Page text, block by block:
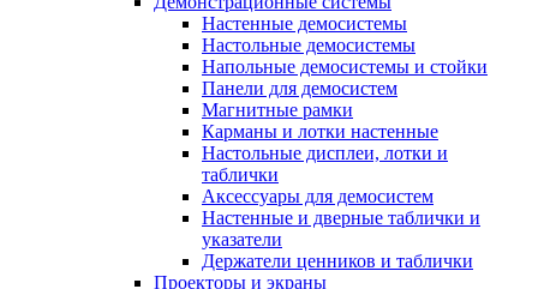
Настенные демосистемы
Настольные демосистемы
Напольные демосистемы и стойки
Панели для демосистем
Магнитные рамки
Карманы и лотки настенные
Настольные дисплеи, лотки и
таблички
Аксессуары для демосистем
Настенные и дверные таблички и
указатели
Держатели ценников и таблички
Проекторы и экраны